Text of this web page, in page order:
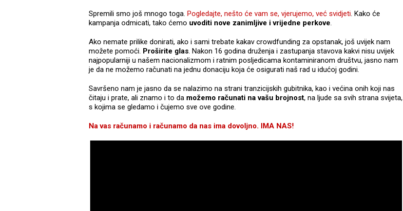
Spremili smo još mnogo toga. Pogledajte, nešto će vam se, vjerujemo, već svidjeti. Kako će
kampanja odmicati, tako ćemo uvoditi nove zanimljive i vrijedne perkove.
Ako nemate prilike donirati, ako i sami trebate kakav crowdfunding za opstanak, još uvijek nam
možete pomoći. Proširite glas. Nakon 16 godina druženja i zastupanja stavova kakvi nisu uvijek
najpopularniji u našem nacionalizmom i ratnim posljedicama kontaminiranom društvu, jasno nam
je da ne možemo računati na jednu donaciju koja će osigurati naš rad u idućoj godini.
Savršeno nam je jasno da se nalazimo na strani tranzicijskih gubitnika, kao i većina onih koji nas
čitaju i prate, ali znamo i to da možemo računati na vašu brojnost, na ljude sa svih strana svijeta,
s kojima se gledamo i čujemo sve ove godine.
Na vas računamo i računamo da nas ima dovoljno. IMA NAS!